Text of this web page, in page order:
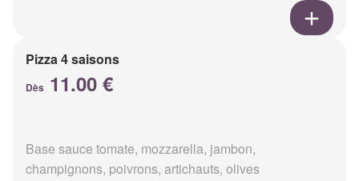
Pizza 4 saisons
Dès 11.00 €
Base sauce tomate, mozzarella, jambon,
champignons, poivrons, artichauts, olives